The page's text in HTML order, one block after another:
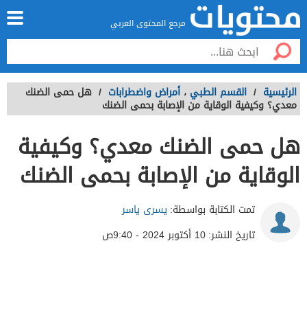
مرجع المحتوى العربي
الرئيسية / القسم الطبي ، أمراض واضطرابات / هل حمى الضنك
معدي؟ وكيفية الوقاية من الإصابة بحمى الضنك
هل حمى الضنك معدي؟ وكيفية
الوقاية من الإصابة بحمى الضنك
تمت الكتابة بواسطة: يسرى ياسر
تاريخ النشر:10 أكتوبر 2024 - 9:40ص